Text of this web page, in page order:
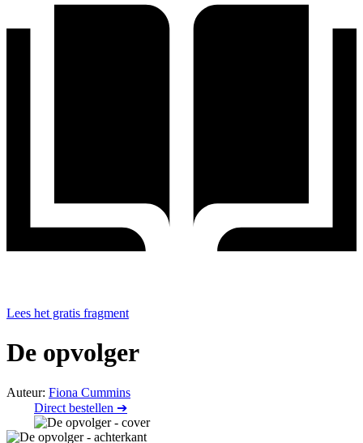
Lees het gratis fragment
De opvolger
Auteur: Fiona Cummins
Direct bestellen ➔